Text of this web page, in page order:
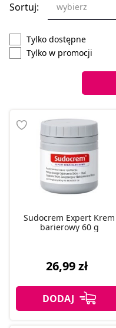
Sortuj: wybierz
Tylko dostępne
Tylko w promocji
Sudocrem Expert Krem
barierowy 60 g
26,99 zł